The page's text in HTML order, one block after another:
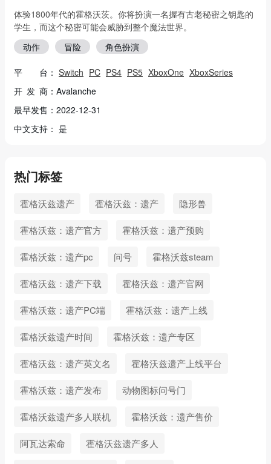
体验1800年代的霍格沃茨。你将扮演一名握有古老秘密之钥匙的
学生，而这个秘密可能会威胁到整个魔法世界。
动作
冒险 角色扮演
平 台： Switch PC PS4 PS5 XboxOne XboxSeries
开 发 商：Avalanche
最早发售：2022-12-31
中文支持： 是
热门标签
霍格沃兹遗产 霍格沃兹：遗产 隐形兽
霍格沃兹：遗产官方 霍格沃兹：遗产预购
霍格沃兹：遗产pc 问号 霍格沃兹steam
霍格沃兹：遗产下载 霍格沃兹：遗产官网
霍格沃兹：遗产PC端 霍格沃兹：遗产上线
霍格沃兹遗产时间 霍格沃兹：遗产专区
霍格沃兹：遗产英文名 霍格沃兹遗产上线平台
霍格沃兹：遗产发布 动物图标问号门
霍格沃兹遗产多人联机 霍格沃兹：遗产售价
阿瓦达索命 霍格沃兹遗产多人